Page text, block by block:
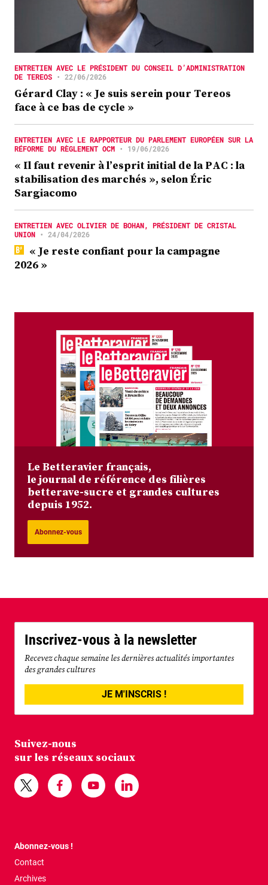
ENTRETIEN AVEC LE PRÉSIDENT DU CONSEIL D’ADMINISTRATION
DE TEREOS • 22/06/2026
Gérard Clay : « Je suis serein pour Tereos
face à ce bas de cycle »
ENTRETIEN AVEC LE RAPPORTEUR DU PARLEMENT EUROPÉEN SUR LA
RÉFORME DU RÈGLEMENT OCM • 19/06/2026
« Il faut revenir à l’esprit initial de la PAC : la
stabilisation des marchés », selon Éric
Sargiacomo
ENTRETIEN AVEC OLIVIER DE BOHAN, PRÉSIDENT DE CRISTAL
UNION • 24/04/2026
« Je reste confiant pour la campagne
2026 »
Le Betteravier français,
le journal de référence des filières
betterave-sucre et grandes cultures
depuis 1952.
Abonnez-vous
Inscrivez-vous à la newsletter
Recevez chaque semaine les dernières actualités importantes
des grandes cultures
JE M'INSCRIS !
Suivez-nous
sur les réseaux sociaux
Abonnez-vous !
Contact
Archives